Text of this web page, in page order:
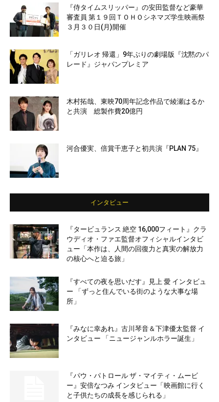
『侍タイムスリッパー』の安田監督など豪華
審査員 第１９回ＴＯＨＯシネマズ学生映画祭
３月３０日(月)開催
「ガリレオ 帰還」9年ぶりの劇場版『沈黙のパ
レード』ジャパンプレミア
木村拓哉、東映70周年記念作品で綾瀬はるか
と共演 総製作費20億円
河合優実、倍賞千恵子と初共演『PLAN 75』
インタビュー
『タービュランス 絶空 16,000フィート』クラ
ウディオ・ファエ監督オフィシャルインタビ
ュー「本作は、人間の回復力と真実の解放力
の核心へと迫る旅」
『すべての夜を思いだす』見上 愛 インタビュ
ー 「ずっと住んでいる街のような大事な場
所」
『みなに幸あれ』古川琴音＆下津優太監督 イ
ンタビュー 「ニュージャンルホラー誕生」
『パウ・パトロール ザ・マイティ・ムービ
ー』安倍なつみ インタビュー「映画館に行く
と子供たちの成長を感じられる」